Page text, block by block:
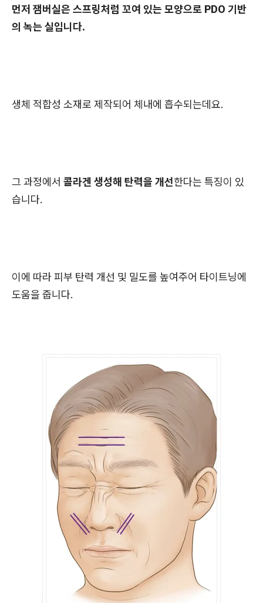
먼저 잼버실은 스프링처럼 꼬여 있는 모양으로 PDO 기반
의 녹는 실입니다.
생체 적합성 소재로 제작되어 체내에 흡수되는데요.
그 과정에서 콜라겐 생성해 탄력을 개선한다는 특징이 있
습니다.
이에 따라 피부 탄력 개선 및 밀도를 높여주어 타이트닝에
도움을 줍니다.